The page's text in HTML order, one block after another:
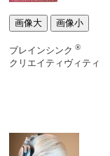
ブレインシンク ®
クリエイティヴィティ